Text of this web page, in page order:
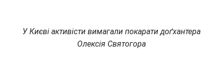
У Києві активісти вимагали покарати доґхантера
Олексія Святогора